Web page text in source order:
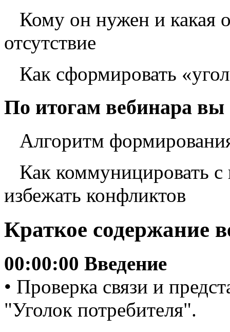
Кому он нужен и какая
отсутствие
Как сформировать
По итогам вебинара вы
Алгоритм
Как коммуницировать
избежать конфликтов
Краткое содержание
00:00:00 Введение
• Проверка связи и
"Уголок потребителя".